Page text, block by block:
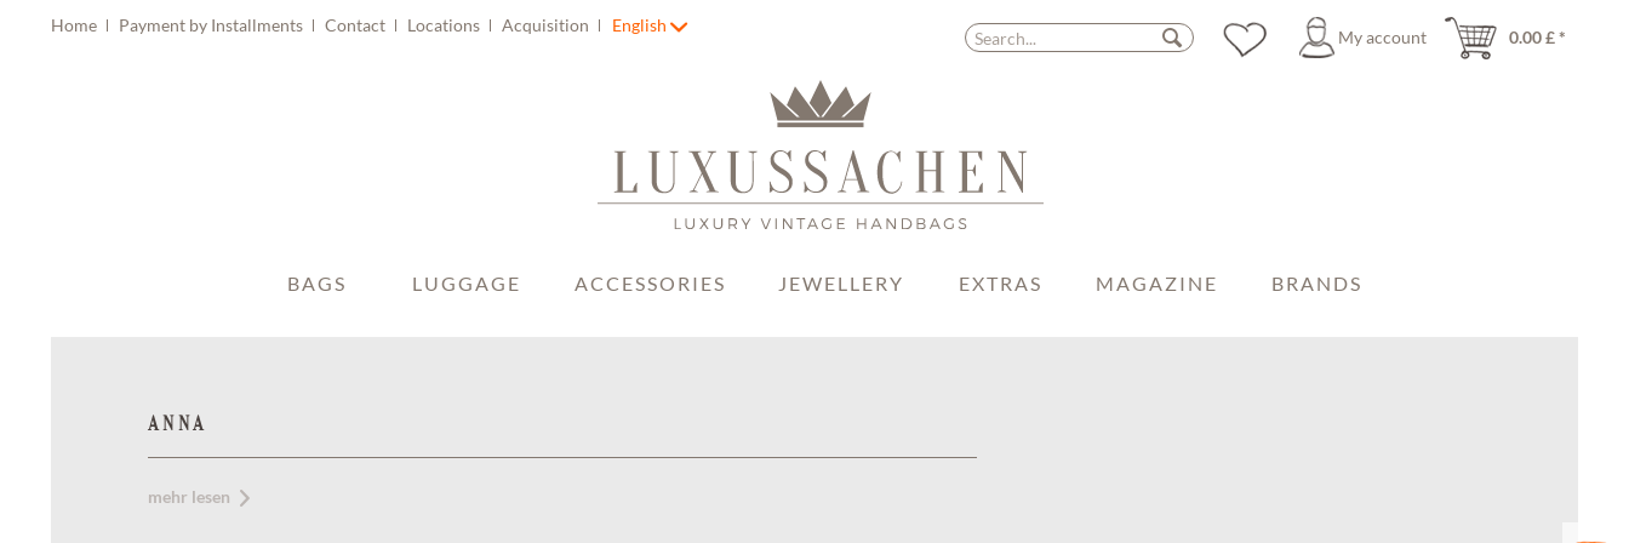
Home Payment by Installments Contact Locations Acquisition English
My account 0.00 £ *
BAGS LUGGAGE ACCESSORIES JEWELLERY EXTRAS MAGAZINE BRANDS
ANNA
mehr lesen